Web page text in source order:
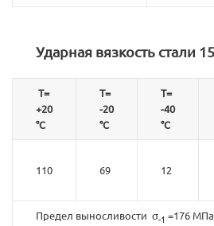
Ударная вязкость стали
Т=
+20
°С
Т=
-20
°С
Т=
-40
°С
110 69 12
Предел выносливости σ-1 =176